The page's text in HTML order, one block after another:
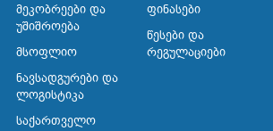
Მეკობრეები Და
Უშიშროება
Მსოფლიო
Ნავსადგურები Და
Ლოგისტიკა
Საქართველო
Ფინასები
Წესები Და
Რეგულაციები